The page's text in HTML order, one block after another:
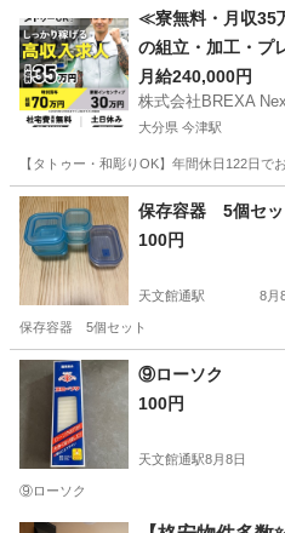
天文館通駅
≪寮無料・月収35
の組立・加工・プ
月給240,000円
株式会社BREXA
大分県 今津駅
【タトゥー・和彫りOK】年間休日122日
大分 中津市 今津駅 その他
保存容器 5個セッ
100円
天文館通駅 8月
保存容器 5個セット
鹿児島 鹿児島市 天文館通駅
⑨ローソク
100円
天文館通駅8月8日
⑨ローソク
鹿児島 鹿児島市 天文館通駅